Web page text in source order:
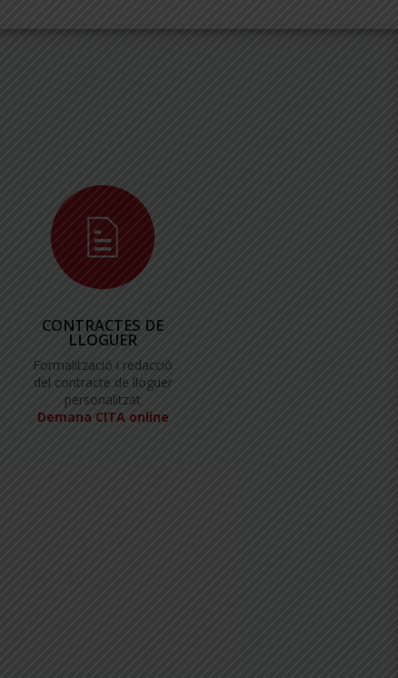
CONTRACTES DE
LLOGUER
Formalització i redacció
del contracte de lloguer
personalitzat
Demana CITA online